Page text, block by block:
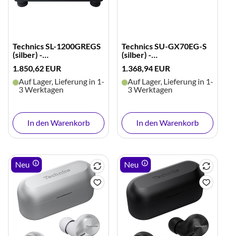
Technics SL-1200GREGS
(silber) -
1.850,62 EUR
Auf Lager, Lieferung in 1-
3 Werktagen
In den Warenkorb
Technics SU-GX70EG-S
(silber) -
1.368,94 EUR
Auf Lager, Lieferung in 1-
3 Werktagen
In den Warenkorb
Neu Neu